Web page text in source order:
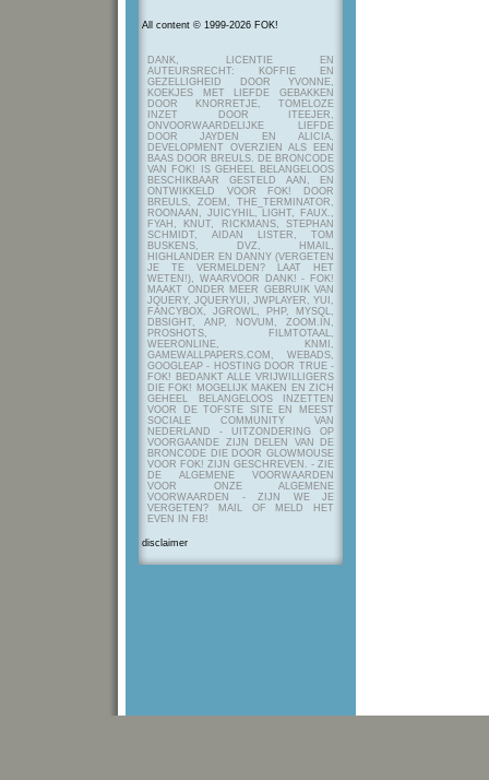
All content © 1999-2026 FOK!
DANK, LICENTIE EN
AUTEURSRECHT: KOFFIE EN
GEZELLIGHEID DOOR YVONNE,
KOEKJES MET LIEFDE GEBAKKEN
DOOR KNORRETJE, TOMELOZE
INZET DOOR ITEEJER,
ONVOORWAARDELIJKE LIEFDE
DOOR JAYDEN EN ALICIA,
DEVELOPMENT OVERZIEN ALS EEN
BAAS DOOR BREULS. DE BRONCODE
VAN FOK! IS GEHEEL BELANGELOOS
BESCHIKBAAR GESTELD AAN, EN
ONTWIKKELD VOOR FOK! DOOR
BREULS, ZOEM, THE_TERMINATOR,
ROONAAN, JUICYHIL, LIGHT, FAUX.,
FYAH, KNUT, RICKMANS, STEPHAN
SCHMIDT, AIDAN LISTER, TOM
BUSKENS, DVZ, HMAIL,
HIGHLANDER EN DANNY (VERGETEN
JE TE VERMELDEN? LAAT HET
WETEN!), WAARVOOR DANK! - FOK!
MAAKT ONDER MEER GEBRUIK VAN
JQUERY, JQUERYUI, JWPLAYER, YUI,
FANCYBOX, JGROWL, PHP, MYSQL,
DBSIGHT, ANP, NOVUM, ZOOM.IN,
PROSHOTS, FILMTOTAAL,
WEERONLINE, KNMI,
GAMEWALLPAPERS.COM, WEBADS,
GOOGLEAP - HOSTING DOOR TRUE -
FOK! BEDANKT ALLE VRIJWILLIGERS
DIE FOK! MOGELIJK MAKEN EN ZICH
GEHEEL BELANGELOOS INZETTEN
VOOR DE TOFSTE SITE EN MEEST
SOCIALE COMMUNITY VAN
NEDERLAND - UITZONDERING OP
VOORGAANDE ZIJN DELEN VAN DE
BRONCODE DIE DOOR GLOWMOUSE
VOOR FOK! ZIJN GESCHREVEN. - ZIE
DE ALGEMENE VOORWAARDEN
VOOR ONZE ALGEMENE
VOORWAARDEN - ZIJN WE JE
VERGETEN? MAIL OF MELD HET
EVEN IN FB!
disclaimer